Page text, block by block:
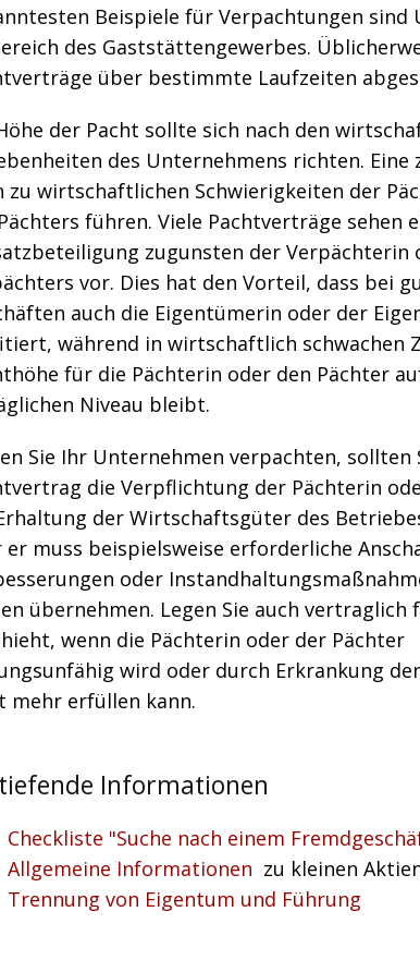
Beispiele für Verpachtungen sind
des Gaststättengewerbes.
über bestimmte Laufzeiten
der Pacht sollte sich nach den
des Unternehmens richten. Eine
zu wirtschaftlichen Schwierigkeiten der
führen. Viele Pachtverträge sehen
zugunsten der Verpächterin
vor. Dies hat den Vorteil, dass bei
auch die Eigentümerin oder der
während in wirtschaftlich schwachen
für die Pächterin oder den Pächter
Niveau bleibt.
Sie Ihr Unternehmen verpachten, sollten
die Verpflichtung der Pächterin
der Wirtschaftsgüter des
er muss beispielsweise erforderliche
oder
übernehmen. Legen Sie auch vertraglich
wenn die Pächterin oder der Pächter
wird oder durch Erkrankung
mehr erfüllen kann.
Informationen
Checkliste "Suche nach einem
Allgemeine Informationen zu kleinen
Trennung von Eigentum und Führung